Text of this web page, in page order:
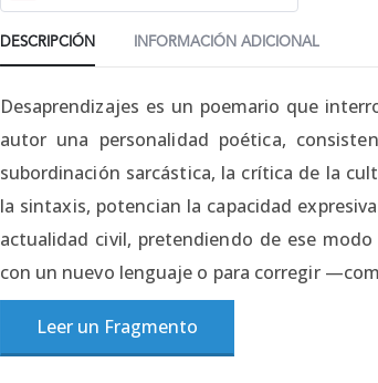
DESCRIPCIÓN INFORMACIÓN ADICIONAL
Desaprendizajes es un poemario que
autor una personalidad poética,
subordinación sarcástica, la crítica de la
la sintaxis, potencian la capacidad
actualidad civil, pretendiendo de ese
con un nuevo lenguaje o para corregir
Leer un Fragmento